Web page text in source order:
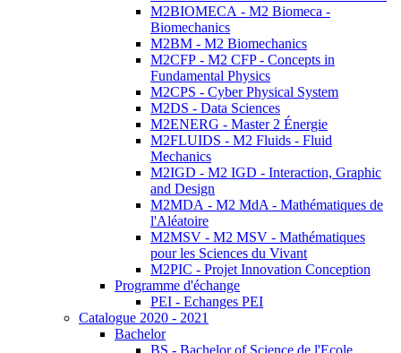
M2BIOMECA - M2 Biomeca -
Biomechanics
M2BM - M2 Biomechanics
M2CFP - M2 CFP - Concepts in
Fundamental Physics
M2CPS - Cyber Physical System
M2DS - Data Sciences
M2ENERG - Master 2 Énergie
M2FLUIDS - M2 Fluids - Fluid
Mechanics
M2IGD - M2 IGD - Interaction, Graphic
and Design
M2MDA - M2 MdA - Mathématiques de
l'Aléatoire
M2MSV - M2 MSV - Mathématiques
pour les Sciences du Vivant
M2PIC - Projet Innovation Conception
Programme d'échange
PEI - Echanges PEI
Catalogue 2020 - 2021
Bachelor
BS - Bachelor of Science de l'Ecole